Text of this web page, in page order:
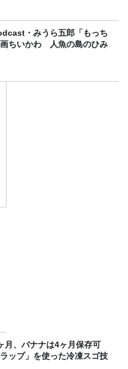
・みうら五郎「もっち
画ちいかわ 人魚の島のひみ
月、バナナは4ヶ月保存可
ップ」を使った冷凍スゴ技